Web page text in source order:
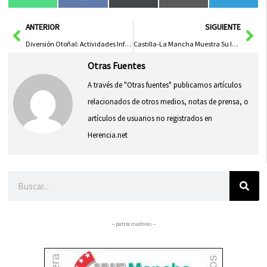
en
en
en
(Twitter) en
en
AntANTERIOR
Diversión Otoñal: Actividades Infantiles de Noviembre
SIGUIENTE
Castilla-La Mancha Muestra Su Industria Agroalimentaria a Líderes de Guangling
Otras Fuentes
A través de "Otras fuentes" publicamos artículos
relacionados de otros medios, notas de prensa, o
artículos de usuarios no registrados en
Herencia.net
– patrocinadores –